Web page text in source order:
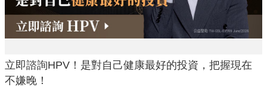
立即諮詢HPV！是對自己健康最好的投資，把握現在
不嫌晚！